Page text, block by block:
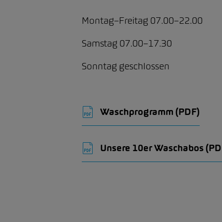
Montag–Freitag 07.00–22.00
Samstag 07.00–17.30
Sonntag geschlossen
Waschprogramm (PDF)
Unsere 10er Waschabos